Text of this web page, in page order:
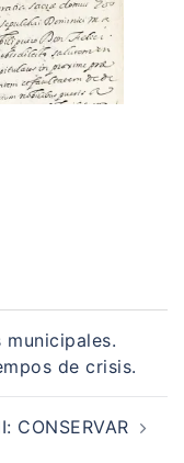
municipales.
de crisis.
CONSERVAR